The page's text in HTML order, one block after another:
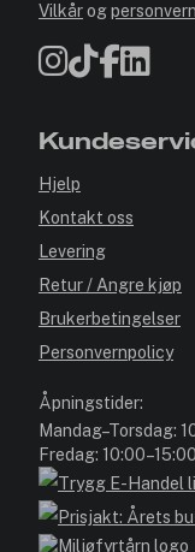
Vilkårogpersonvern
Hjelp
Kontakt oss
Levering
Retur / Angre kjøp
Brukerbetingelser
Personvernpolicy
Åpningstider:
Mandag–Torsdag:
Fredag: 10:00–15:00